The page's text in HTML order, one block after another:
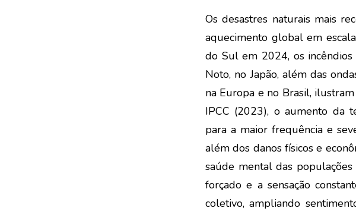
Os desastres naturais mais
aquecimento global em
do Sul em 2024, os
Noto, no Japão, além das
na Europa e no Brasil,
IPCC (2023), o aumento da
para a maior frequência e
além dos danos físicos e
saúde mental das
forçado e a sensação
coletivo, ampliando